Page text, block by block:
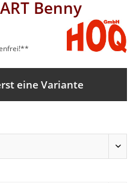
Benny
eine Variante